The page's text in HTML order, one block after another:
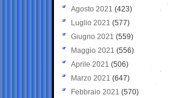
Agosto 2021 (423)
Luglio 2021 (577)
Giugno 2021(559)
Maggio 2021 (556)
Aprile 2021 (506)
Marzo 2021 (647)
Febbraio 2021 (570)